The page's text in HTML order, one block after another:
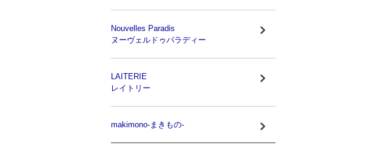
Nouvelles Paradis
ヌーヴェルドゥパラディー
LAITERIE
レイトリー
makimono-まきもの-